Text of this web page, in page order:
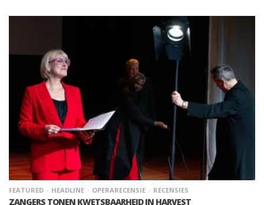
FEATURED HEADLINE OPERARECENSIE RECENSIES
ZANGERS TONEN KWETSBAARHEID IN HARVEST